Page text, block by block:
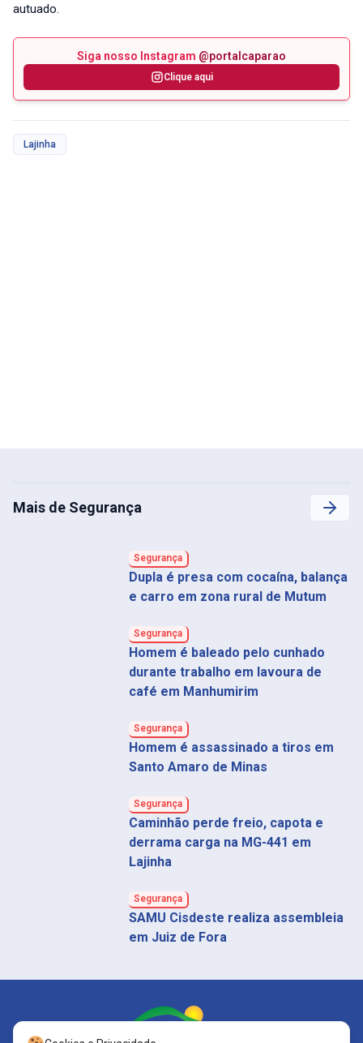
autuado.
Siga nosso Instagram @portalcaparao
Clique aqui
Lajinha
Mais de Segurança
Segurança
Dupla é presa com cocaína, balança
e carro em zona rural de Mutum
Segurança
Homem é baleado pelo cunhado
durante trabalho em lavoura de
café em Manhumirim
Segurança
Homem é assassinado a tiros em
Santo Amaro de Minas
Segurança
Caminhão perde freio, capota e
derrama carga na MG-441 em
Lajinha
Segurança
SAMU Cisdeste realiza assembleia
em Juiz de Fora